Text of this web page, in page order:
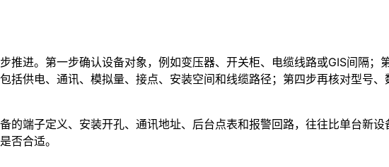
推进。第一步确认设备对象，例如变压器、开关柜、电缆线路或GIS间隔
括供电、通讯、模拟量、接点、安装空间和线缆路径；第四步再核对型号
的端子定义、安装开孔、通讯地址、后台点表和报警回路，往往比单台新
否合适。